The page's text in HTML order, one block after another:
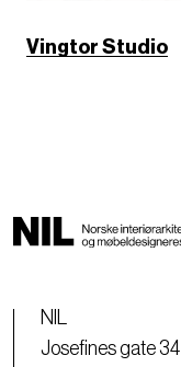
Vingtor Studio
NIL
Josefines gate 34